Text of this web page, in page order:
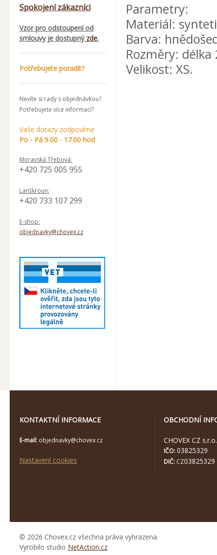
Spokojení zákazníci
Vzor pro odstoupení od
smlouvy je dostupný zde.
Potřebujete poradit?
Nevíte si rady s objednávkou?
Potřebujete více informací?
Vaše dotazy zodpovíme
Po - Pá 9.00 - 17.00 hod
Moravská Třebová:
+420 725 005 955
Lanškroun:
+420 733 107 299
E-shop:
objednavky@chovex.cz
Parametry:
Materiál:
Barva:
Rozměry:
Velikost: XS.
KONTAKTNÍ INFORMACE
E-mail: objednavky@chovex.cz
Nastavení cookies
OBCHODNÍ
CHOVEX CZ s.r.o.
IČO:03825329
DIČ: CZ03825329
© 2026 Chovex.cz všechna práva vyhrazena.
Vyrobilo studio NetAction.cz